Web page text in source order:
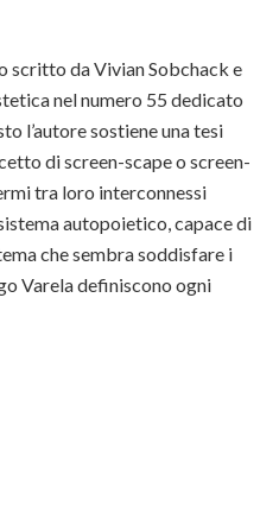
scritto da Vivian Sobchack e
nel numero 55 dedicato
l’autore sostiene una tesi
di screen-scape o screen-
tra loro interconnessi
autopoietico, capace di
che sembra soddisfare i
Varela definiscono ogni